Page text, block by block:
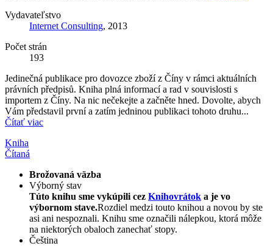
Vydavateľstvo
Internet Consulting, 2013
Počet strán
193
Jedinečná publikace pro dovozce zboží z Číny v rámci aktuálních
právních předpisů. Kniha plná informací a rad v souvislosti s
importem z Číny. Na nic nečekejte a začněte hned. Dovolte, abych
Vám představil první a zatím jedninou publikaci tohoto druhu...
Čítať viac
Kniha
Čítaná
Brožovaná väzba
Výborný stav
Túto knihu sme vykúpili cez Knihovrátok a je vo
výbornom stave.Rozdiel medzi touto knihou a novou by ste
asi ani nespoznali. Knihu sme označili nálepkou, ktorá môže
na niektorých obaloch zanechať stopy.
Čeština